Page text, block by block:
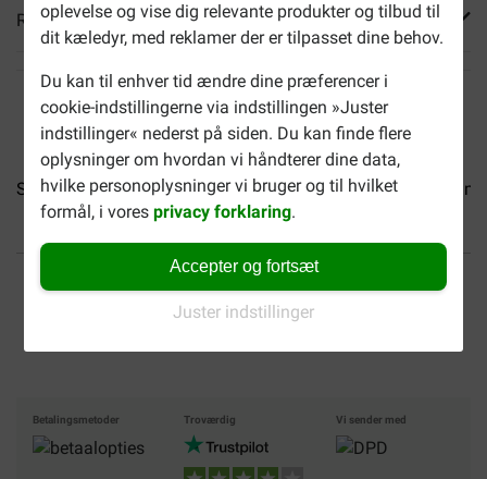
oplevelse og vise dig relevante produkter og tilbud til
dit kæledyr, med reklamer der er tilpasset dine behov.
Du kan til enhver tid ændre dine præferencer i
cookie-indstillingerne via indstillingen »Juster
indstillinger« nederst på siden. Du kan finde flere
oplysninger om hvordan vi håndterer dine data,
hvilke personoplysninger vi bruger og til hvilket
formål, i voresprivacy forklaring.
Accepter og fortsæt
Juster indstillinger
Reviews
Smølke Soft Pate lam... Smølke Soft Pate oksekød...
Op til 40% billigere Fri levering fra 599 DKK
Betalingsmetoder Troværdig Vi sender med